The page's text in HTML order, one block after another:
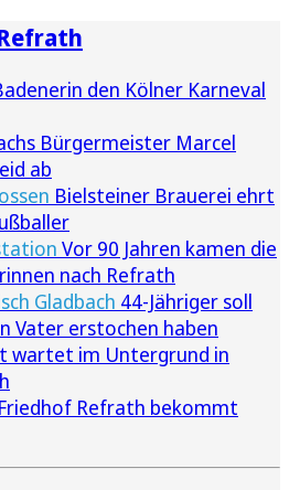
den Kölner Karneval
Bürgermeister Marcel
ab
Bielsteiner Brauerei ehrt
Vor 90 Jahren kamen die
nach Refrath
Gladbach 44-Jähriger soll
Vater erstochen haben
wartet im Untergrund in
Friedhof Refrath bekommt